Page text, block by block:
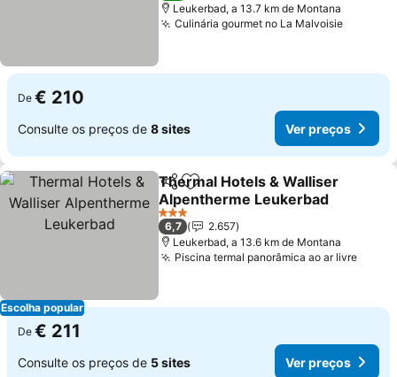
Leukerbad, a 13.7 km de Montana
Culinária gourmet no La MalvoisieVer
De € 210
Consulte os preços de 8 sites Ver preços
Escolha popular
PartilharAdicionar aos favoritos
Thermal Hotels & Walliser
Alpentherme Leukerbad
Ver preços
3 Estrelas
6,7
2.657
Leukerbad, a 13.6 km de Montana
Piscina termal panorâmica ao ar livreVer
De € 211
Consulte os preços de 5 sites Ver preços